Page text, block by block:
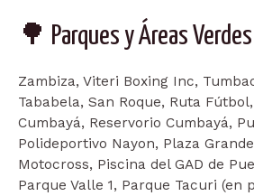
🌳 Parques y Áreas Verdes
Zambiza, Viteri Boxing Inc,
Tababela, San Roque, Ruta
Cumbayá, Reservorio Cumbayá,
Polideportivo Nayon, Plaza
Motocross, Piscina del GAD de
Parque Valle 1, Parque Tacuri (en